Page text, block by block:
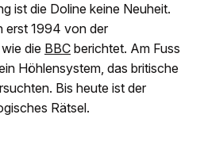
ist die Doline keine Neuheit.
erst 1994 von der
die BBC berichtet. Am Fuss
Höhlensystem, das britische
Bis heute ist der
Rätsel.